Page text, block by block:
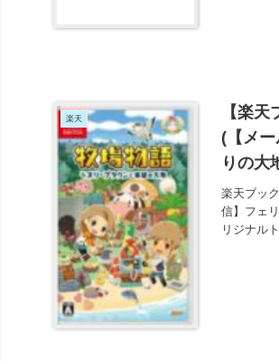
楽天
【楽
(【メ
りの大
5920円
楽天ブッ
信】フェ
リジナル